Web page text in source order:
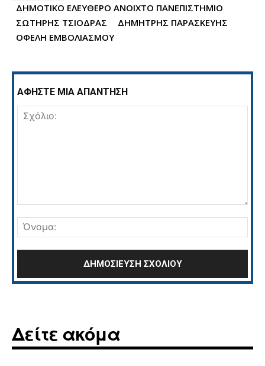
ΔΗΜΟΤΙΚΟ ΕΛΕΥΘΕΡΟ ΑΝΟΙΧΤΟ ΠΑΝΕΠΙΣΤΗΜΙΟ
ΣΩΤΗΡΗΣ ΤΣΙΟΔΡΑΣ
ΔΗΜΗΤΡΗΣ ΠΑΡΑΣΚΕΥΗΣ
ΟΦΕΛΗ ΕΜΒΟΛΙΑΣΜΟΥ
ΑΦΗΣΤΕ ΜΙΑ ΑΠΑΝΤΗΣΗ
Δείτε ακόμα